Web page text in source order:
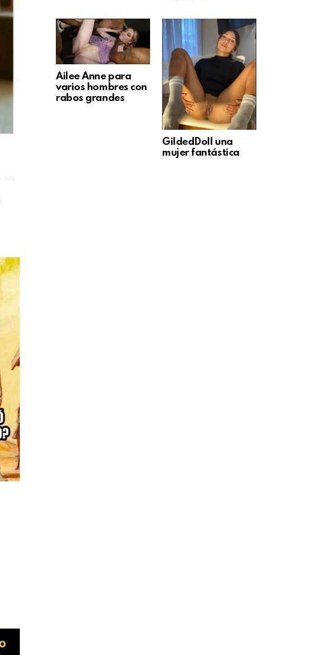
Ailee Anne para
varios hombres con
rabos grandes
GildedDoll una
mujer fantástica